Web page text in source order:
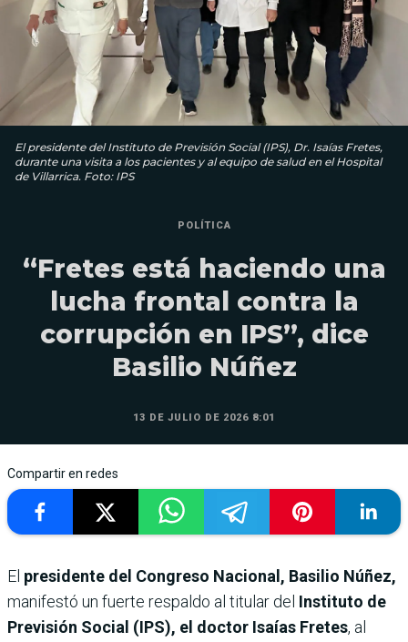
El presidente del Instituto de Previsión Social (IPS), Dr. Isaías Fretes,
durante una visita a los pacientes y al equipo de salud en el Hospital
de Villarrica. Foto: IPS
POLÍTICA
“Fretes está haciendo una
lucha frontal contra la
corrupción en IPS”, dice
Basilio Núñez
13 DE JULIO DE 2026 8:01
Compartir en redes
El presidente del Congreso Nacional, Basilio Núñez,
manifestó un fuerte respaldo al titular del Instituto de
Previsión Social (IPS), el doctor Isaías Fretes, al